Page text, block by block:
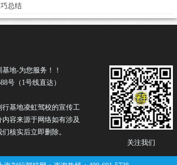
总结
关注我们
地-为您服务！！
号（1号线直达）
基地凌虹驾校的宣传工
容来源于网络如有涉及
核实后立即删除。